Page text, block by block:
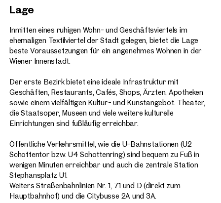
Lage
Inmitten eines ruhigen Wohn- und Geschäftsviertels im
ehemaligen Textilviertel der Stadt gelegen, bietet die Lage
beste Voraussetzungen für ein angenehmes Wohnen in der
Wiener Innenstadt.
Der erste Bezirk bietet eine ideale Infrastruktur mit
Geschäften, Restaurants, Cafés, Shops, Ärzten, Apotheken
sowie einem vielfältigen Kultur- und Kunstangebot. Theater,
die Staatsoper, Museen und viele weitere kulturelle
Einrichtungen sind fußläufig erreichbar.
Öffentliche Verkehrsmittel, wie die U-Bahnstationen (U2
Schottentor bzw. U4 Schottenring) sind bequem zu Fuß in
wenigen Minuten erreichbar und auch die zentrale Station
Stephansplatz U1.
Weiters Straßenbahnlinien Nr. 1, 71 und D (direkt zum
Hauptbahnhof) und die Citybusse 2A und 3A.